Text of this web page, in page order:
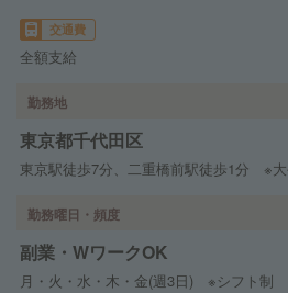
交通費
全額支給
勤務地
東京都千代田区
東京駅徒歩7分、二重橋前駅徒歩1分 ※大
勤務曜日・頻度
副業・WワークOK
月・火・水・木・金(週3日) ※シフト制